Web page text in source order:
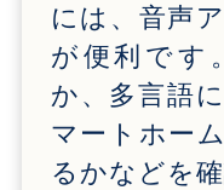
には、音声
が便利です
か、多言語
マートホー
るかなどを